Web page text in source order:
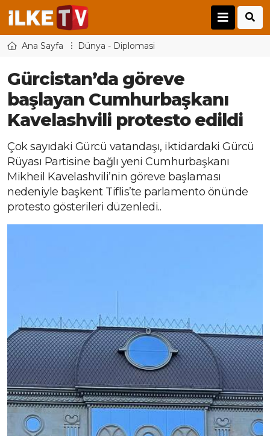
Ana Sayfa Dünya - Diplomasi
Gürcistan’da göreve
başlayan Cumhurbaşkanı
Kavelashvili protesto edildi
Çok sayıdaki Gürcü vatandaşı, iktidardaki Gürcü
Rüyası Partisine bağlı yeni Cumhurbaşkanı
Mikheil Kavelashvili’nin göreve başlaması
nedeniyle başkent Tiflis’te parlamento önünde
protesto gösterileri düzenledi..